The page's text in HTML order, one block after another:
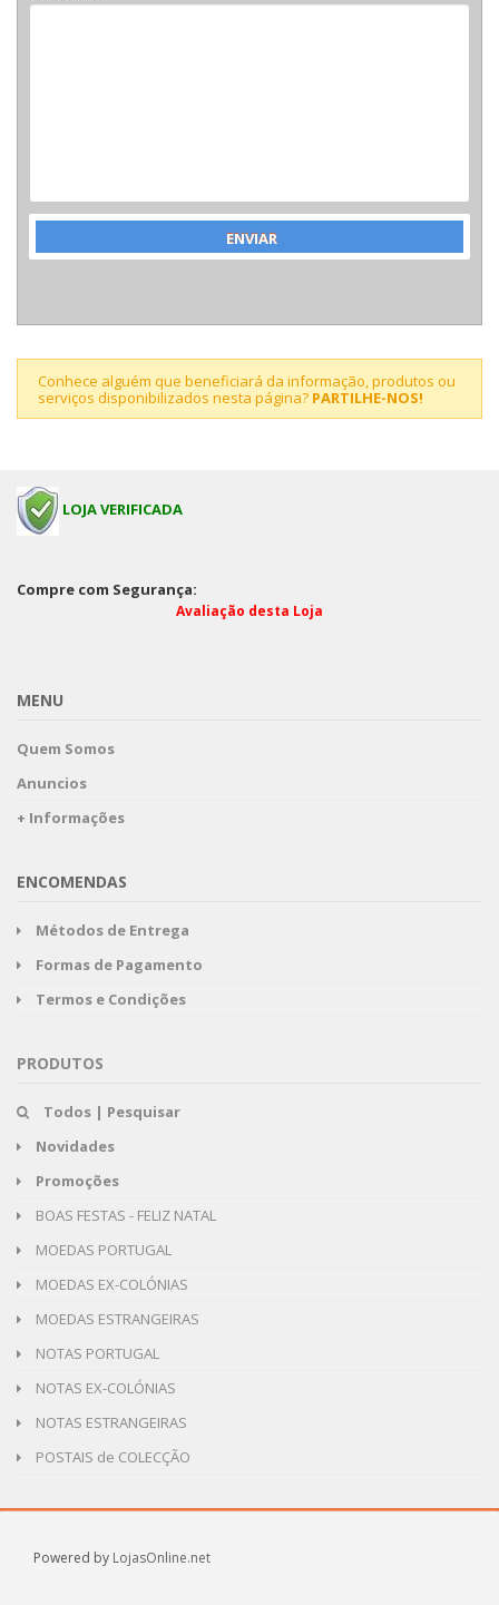
Conhece alguém que beneficiará da informação, produtos ou
serviços disponibilizados nesta página? PARTILHE-NOS!
LOJA VERIFICADA
Compre com Segurança:
Avaliação desta Loja
MENU
Quem Somos
Anuncios
+ Informações
ENCOMENDAS
Métodos de Entrega
Formas de Pagamento
Termos e Condições
PRODUTOS
Todos | Pesquisar
Novidades
Promoções
BOAS FESTAS - FELIZ NATAL
MOEDAS PORTUGAL
MOEDAS EX-COLÓNIAS
MOEDAS ESTRANGEIRAS
NOTAS PORTUGAL
NOTAS EX-COLÓNIAS
NOTAS ESTRANGEIRAS
POSTAIS de COLECÇÃO
Powered by LojasOnline.net